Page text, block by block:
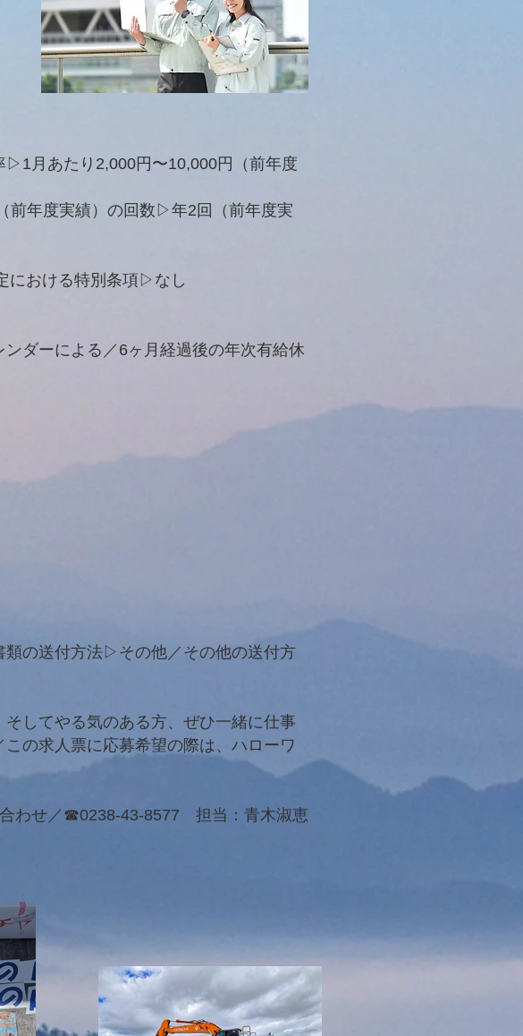
月あたり2,000円〜10,000円（前年度
年度実績）の回数▷年2回（前年度実
における特別条項▷なし
ダーによる／6ヶ月経過後の年次有給休
の送付方法▷その他／その他の送付方
してやる気のある方、ぜひ一緒に仕事
の求人票に応募希望の際は、ハローワ
わせ／☎︎0238-43-8577 担当：青木淑恵